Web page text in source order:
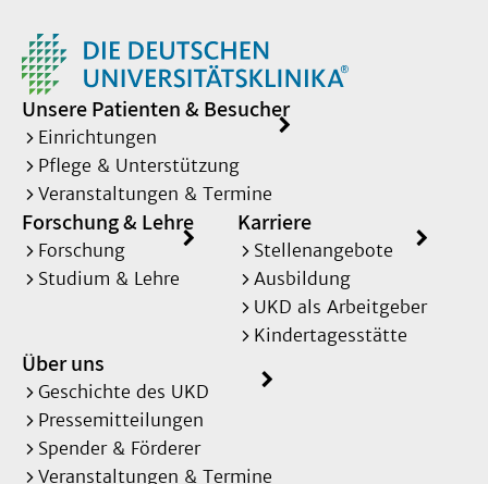
Unsere Patienten & Besucher
Einrichtungen
Pflege & Unterstützung
Veranstaltungen & Termine
Forschung & Lehre
Forschung
Studium & Lehre
Karriere
Stellenangebote
Ausbildung
UKD als Arbeitgeber
Kindertagesstätte
Über uns
Geschichte des UKD
Pressemitteilungen
Spender & Förderer
Veranstaltungen & Termine